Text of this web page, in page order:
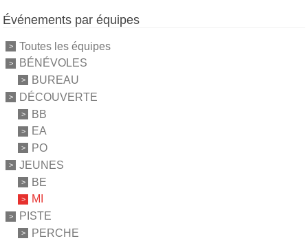
Événements par équipes
Toutes les équipes
BÉNÉVOLES
BUREAU
DÉCOUVERTE
BB
EA
PO
JEUNES
BE
MI
PISTE
PERCHE